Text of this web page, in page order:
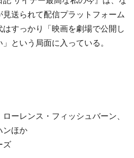
送られて配信プラットフォーム
すっかり「映画を劇場で公開し
という局面に入っている。
ーレンス・フィッシュバーン、
ンほか
ズ